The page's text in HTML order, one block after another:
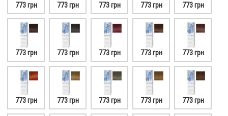
773 грн 773 грн 773 грн 773 грн 773 грн
773 грн 773 грн 773 грн 773 грн 773 грн
773 грн 773 грн 773 грн 773 грн 773 грн